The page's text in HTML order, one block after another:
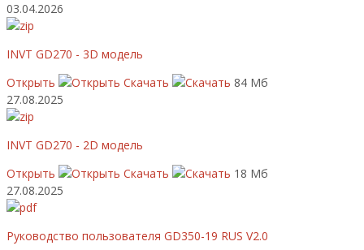
03.04.2026
INVT GD270 - 3D модель
Открыть
Скачать
84 Мб
27.08.2025
INVT GD270 - 2D модель
Открыть
Скачать
18 Мб
27.08.2025
Руководство пользователя GD350-19 RUS V2.0